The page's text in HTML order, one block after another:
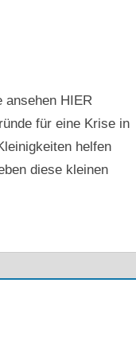
ansehen HIER
für eine Krise in
helfen
diese kleinen